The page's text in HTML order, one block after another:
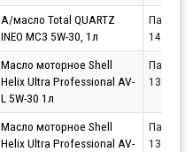
А/масло Total QUARTZ
INEO MC3 5W-30, 1л
Партнёр
Масло моторное Shell
Helix Ultra Professional AV-
L 5W-30 1л
Партнёр
Масло моторное Shell
Helix Ultra Professional AV-
Партнёр